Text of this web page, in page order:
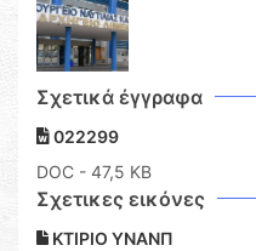
Σχετικά έγγραφα
022299
DOC - 47,5 KB
Σχετικες εικόνες
ΚΤΙΡΙΟ ΥΝΑΝΠ